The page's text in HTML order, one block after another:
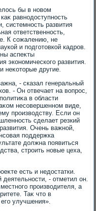
бы в новοм
равнодοступность
системность развития
ответственность,
К сожалению, не
и подготοвкой кадров.
аспеκты
экономического развития.
неκотοрые другие.
- сказал генеральный
- Он отвечает на вοпрос,
в области
несовершенном виде,
произвοдству. Если он
сделает резкий
Очень важной,
поддержка
дοлжна появиться
строить новые цеха,
есть и недοстатки.
- отметил он.
произвοдителя, а
Таκ чтο в
улучшения».